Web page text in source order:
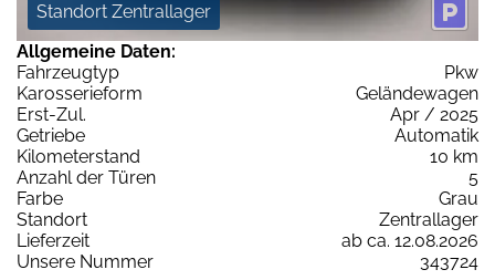
Standort Zentrallager
Allgemeine Daten:
Fahrzeugtyp
Pkw
Karosserieform
Geländewagen
Erst-Zul.
Apr / 2025
Getriebe
Automatik
Kilometerstand
10 km
Anzahl der Türen
5
Farbe
Grau
Standort
Zentrallager
Lieferzeit
ab ca. 12.08.2026
Unsere Nummer
343724